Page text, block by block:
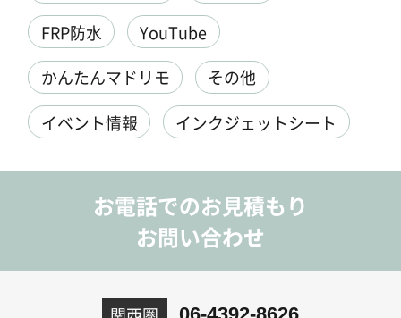
FRP防水
YouTube
かんたんマドリモ
その他
イベント情報
インクジェットシート
お電話でのお見積もり
お問い合わせ